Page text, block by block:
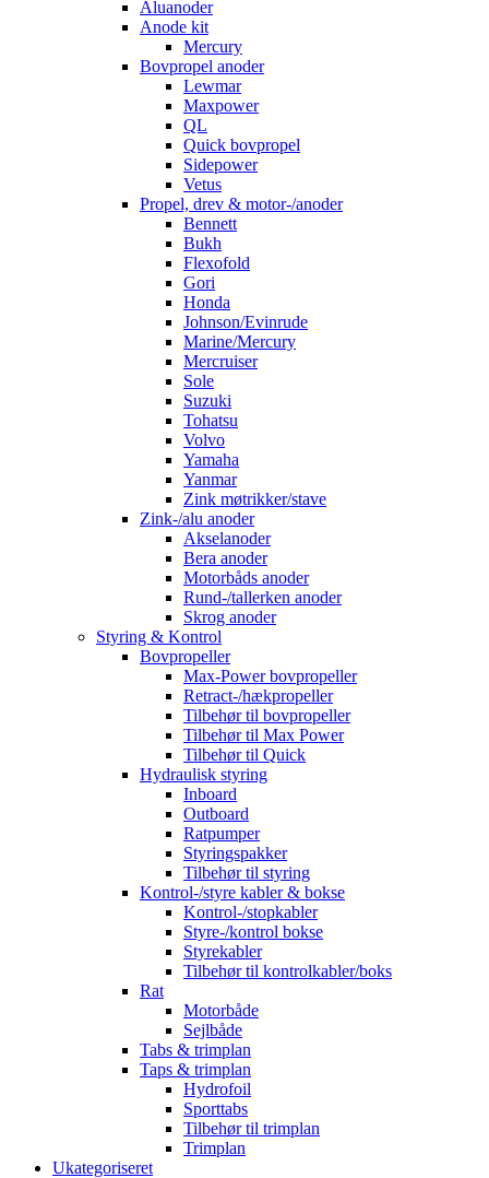
Aluanoder
Anode kit
Mercury
Bovpropel anoder
Lewmar
Maxpower
QL
Quick bovpropel
Sidepower
Vetus
Propel, drev & motor-/anoder
Bennett
Bukh
Flexofold
Gori
Honda
Johnson/Evinrude
Marine/Mercury
Mercruiser
Sole
Suzuki
Tohatsu
Volvo
Yamaha
Yanmar
Zink møtrikker/stave
Zink-/alu anoder
Akselanoder
Bera anoder
Motorbåds anoder
Rund-/tallerken anoder
Skrog anoder
Styring & Kontrol
Bovpropeller
Max-Power bovpropeller
Retract-/hækpropeller
Tilbehør til bovpropeller
Tilbehør til Max Power
Tilbehør til Quick
Hydraulisk styring
Inboard
Outboard
Ratpumper
Styringspakker
Tilbehør til styring
Kontrol-/styre kabler & bokse
Kontrol-/stopkabler
Styre-/kontrol bokse
Styrekabler
Tilbehør til kontrolkabler/boks
Rat
Motorbåde
Sejlbåde
Tabs & trimplan
Taps & trimplan
Hydrofoil
Sporttabs
Tilbehør til trimplan
Trimplan
Ukategoriseret